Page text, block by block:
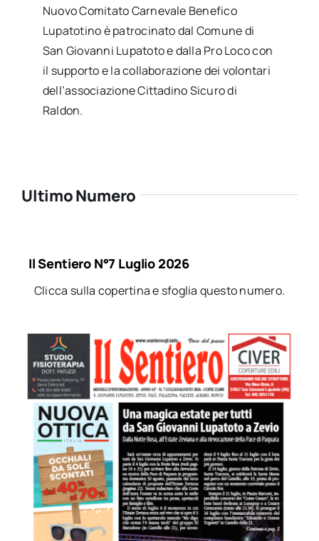
Nuovo Comitato Carnevale Benefico
Lupatotino è patrocinato dal Comune di
San Giovanni Lupatoto e dalla Pro Loco con
il supporto e la collaborazione dei volontari
dell’associazione Cittadino Sicuro di
Raldon.
Ultimo Numero
Il Sentiero N°7 Luglio 2026
Clicca sulla copertina e sfoglia questo numero.